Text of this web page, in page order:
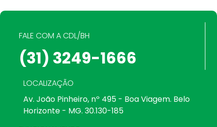
FALE COM A CDL/BH
(31) 3249-1666
LOCALIZAÇÃO
Av. João Pinheiro, nº 495 - Boa Viagem. Belo
Horizonte - MG. 30.130-185